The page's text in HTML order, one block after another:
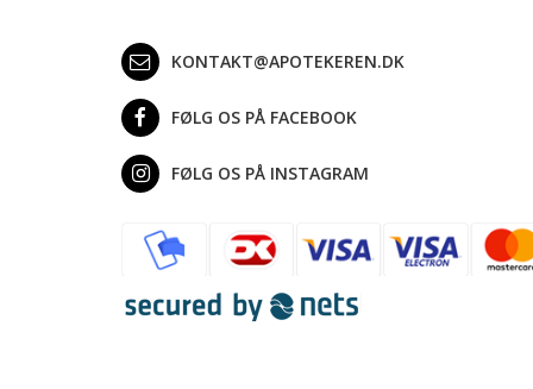
KONTAKT@APOTEKEREN.DK
FØLG OS PÅ FACEBOOK
FØLG OS PÅ INSTAGRAM